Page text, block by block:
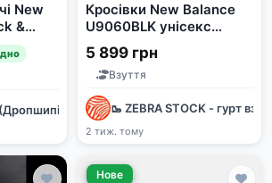
New
&
чоловічого та жіночого Взуття)
Кросівки New Balance
U9060BLK унісекс
шкіра весна/літо
5 899 грн
Взуття
🥾 ZEBRA STOCK - гурт
2 тиж. тому
Нове